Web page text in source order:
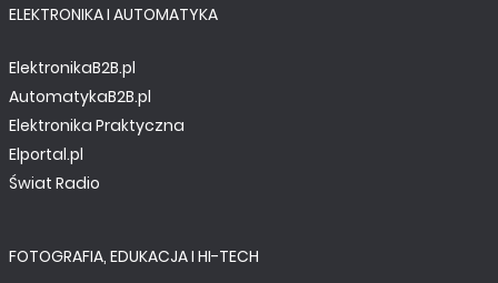
ELEKTRONIKA I AUTOMATYKA
ElektronikaB2B.pl
AutomatykaB2B.pl
Elektronika Praktyczna
Elportal.pl
Świat Radio
FOTOGRAFIA, EDUKACJA I HI-TECH